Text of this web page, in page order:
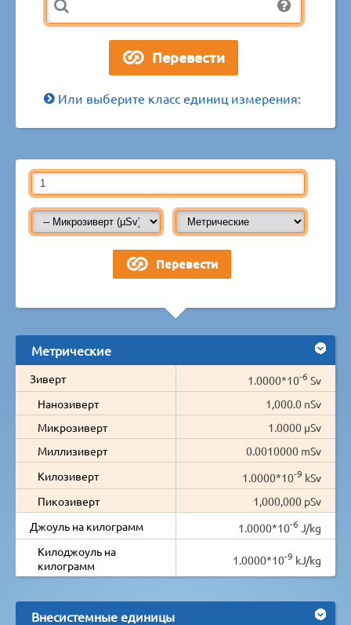
Или выберите класс единиц измерения:
Метрические
Зиверт 1.0000*10-6 Sv
Нанозиверт
1,000.0 nSv
Микрозиверт
1.0000 µSv
Миллизиверт
0.0010000 mSv
Килозиверт
1.0000*10-9 kSv
Пикозиверт
1,000,000 pSv
Джоуль на килограмм
1.0000*10-6 J/kg
Килоджоуль на
килограмм
1.0000*10-9 kJ/kg
Внесистемные единицы